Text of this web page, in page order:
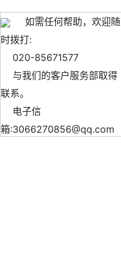
如需任何帮助，欢迎随
时拨打:
020-85671577
与我们的客户服务部取得
联系。
电子信
箱:3066270856@qq.com